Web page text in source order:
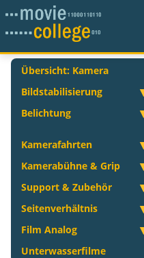
Übersicht: Kamera
Bildstabilisierung
Belichtung
Kamerafahrten
Kamerabühne & Grip
Support & Zubehör
Seitenverhältnis
Film Analog
Unterwasserfilme